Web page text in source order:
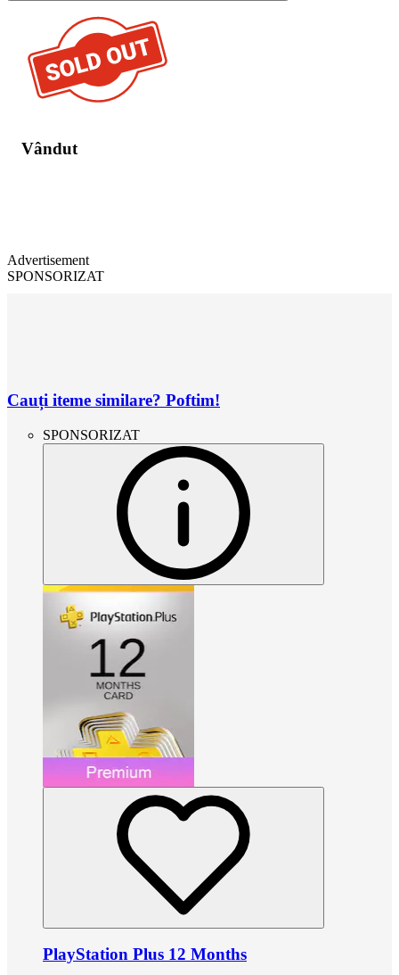
Vândut
Advertisement
SPONSORIZAT
Cauți iteme similare? Poftim!
SPONSORIZAT
PlayStation Plus 12 Months